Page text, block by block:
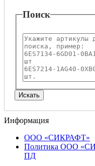
Поиск
Информация
ООО «СИКРАФТ»
Политика ООО
ПД